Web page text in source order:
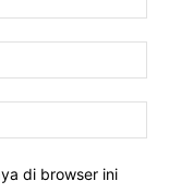
di browser ini